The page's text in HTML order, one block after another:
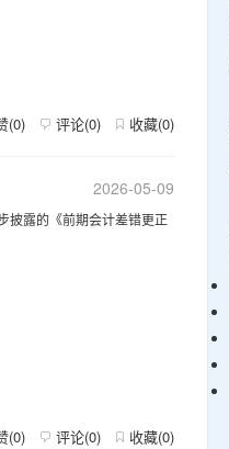
(0) 评论(0) 收藏(0)
2026-05-09
披露的《前期会计差错更正
(0) 评论(0) 收藏(0)